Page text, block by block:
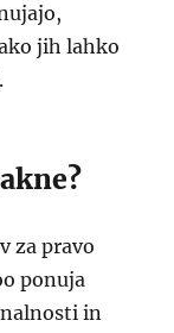
jih lahko
za pravo
ponuja
in